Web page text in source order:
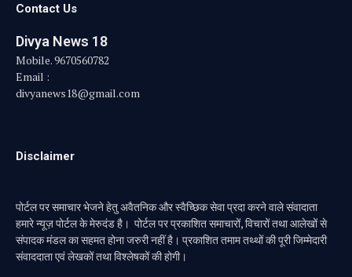
Contact Us
Divya News 18
Mobile. 9670560782
Email :
divyanews18@gmail.com
Disclaimer
पोर्टल पर समाचार भेजने हेतु अवैतनिक और स्वैच्छिक सेवा प्रदा करने वाले संवादाता
हमारे न्यूज़ पोर्टल के मेरुदंड है। पोर्टल पर प्रकाशित समाचारों, विचारों तथा आलेखों से
संपादक मंडल का सहमत होना जरुरी नहीं है। प्रकाशित तमाम तथ्थों की पूरी जिम्मेदारी
संवाददाता एवं लेखकों तथा विश्लेषकों की होगी।